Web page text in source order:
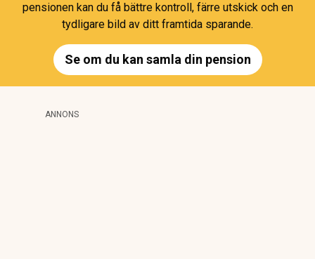
pensionen kan du få bättre kontroll, färre utskick och en
tydligare bild av ditt framtida sparande.
Se om du kan samla din pension
ANNONS